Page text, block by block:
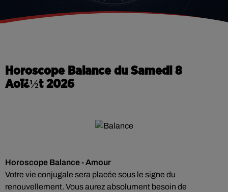
Horoscope Balance du Samedi 8
Aoï¿½t 2026
Horoscope Balance - Amour
Votre vie conjugale sera placée sous le signe du
renouvellement. Vous aurez absolument besoin de